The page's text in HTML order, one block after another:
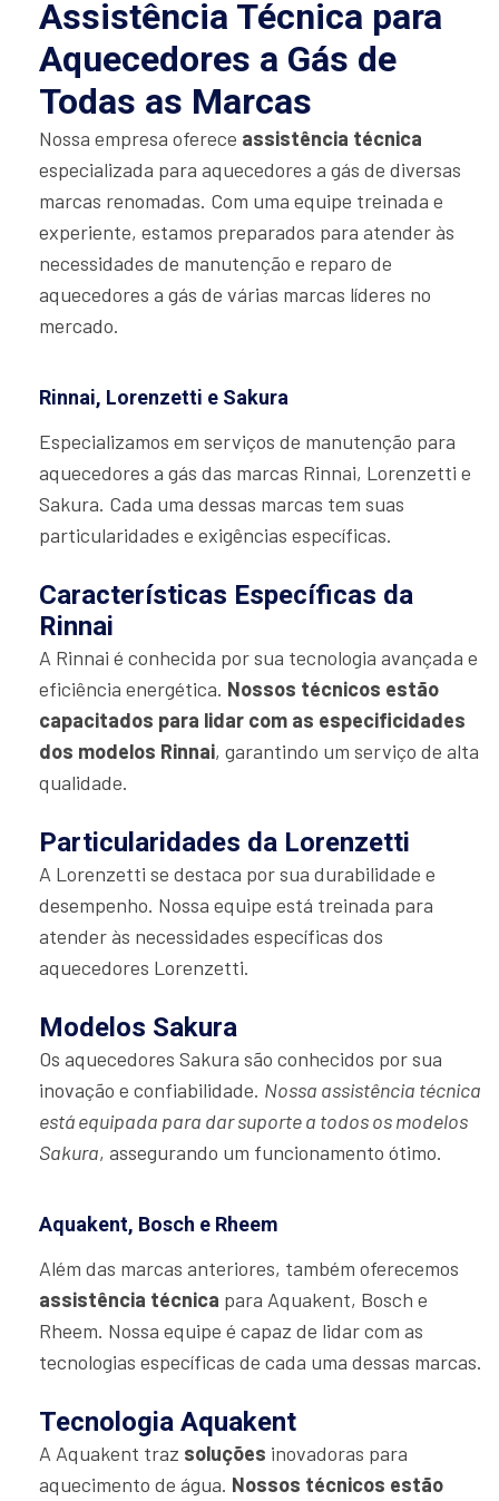
Assistência Técnica para
Aquecedores a Gás de
Todas as Marcas
Nossa empresa oferece assistência técnica
especializada para aquecedores a gás de diversas
marcas renomadas. Com uma equipe treinada e
experiente, estamos preparados para atender às
necessidades de manutenção e reparo de
aquecedores a gás de várias marcas líderes no
mercado.
Rinnai, Lorenzetti e Sakura
Especializamos em serviços de manutenção para
aquecedores a gás das marcas Rinnai, Lorenzetti e
Sakura. Cada uma dessas marcas tem suas
particularidades e exigências específicas.
Características Específicas da
Rinnai
A Rinnai é conhecida por sua tecnologia avançada e
eficiência energética. Nossos técnicos estão
capacitados para lidar com as especificidades
dos modelos Rinnai, garantindo um serviço de alta
qualidade.
Particularidades da Lorenzetti
A Lorenzetti se destaca por sua durabilidade e
desempenho. Nossa equipe está treinada para
atender às necessidades específicas dos
aquecedores Lorenzetti.
Modelos Sakura
Os aquecedores Sakura são conhecidos por sua
inovação e confiabilidade. Nossa assistência técnica
está equipada para dar suporte a todos os modelos
Sakura, assegurando um funcionamento ótimo.
Aquakent, Bosch e Rheem
Além das marcas anteriores, também oferecemos
assistência técnica para Aquakent, Bosch e
Rheem. Nossa equipe é capaz de lidar com as
tecnologias específicas de cada uma dessas marcas.
Tecnologia Aquakent
A Aquakent traz soluções inovadoras para
aquecimento de água. Nossos técnicos estão